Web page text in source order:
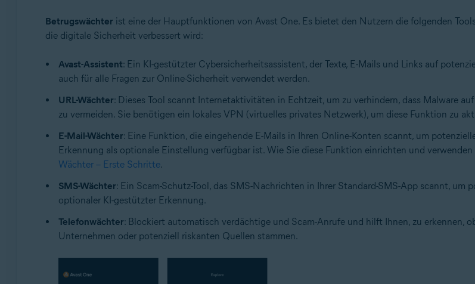
Betrugswächter ist eine der Hauptfunktionen von Avast One. Es bietet den Nutzern die folgenden
die digitale Sicherheit verbessert wird:
Avast-Assistent: Ein KI-gestützter Cybersicherheitsassistent, der Texte, E-Mails und Links auf
auch für alle Fragen zur Online-Sicherheit verwendet werden.
URL-Wächter: Dieses Tool scannt Internetaktivitäten in Echtzeit, um zu verhindern, dass Malware
zu vermeiden. Sie benötigen ein lokales VPN (virtuelles privates Netzwerk), um diese Funktion zu
E-Mail-Wächter: Eine Funktion, die eingehende E-Mails in Ihren Online-Konten scannt, um
Erkennung als optionale Einstellung verfügbar ist. Wie Sie diese Funktion einrichten und
Wächter – Erste Schritte.
SMS-Wächter: Ein Scam-Schutz-Tool, das SMS-Nachrichten in Ihrer Standard-SMS-App scannt,
optionaler KI-gestützter Erkennung.
Telefonwächter: Blockiert automatisch verdächtige und Scam-Anrufe und hilft Ihnen, zu erkennen,
Unternehmen oder potenziell riskanten Quellen stammen.